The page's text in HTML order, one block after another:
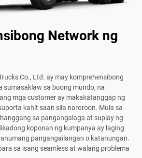
Network ng
Co., Ltd. ay may komprehensibong
sumasaklaw sa buong mundo, na
mga customer ay makakatanggap ng
kahit saan sila naroroon. Mula sa
sa pangangalaga at suplay ng
koponan ng kumpanya ay laging
pangangailangan o katanungan.
sa isang seamless at walang problema